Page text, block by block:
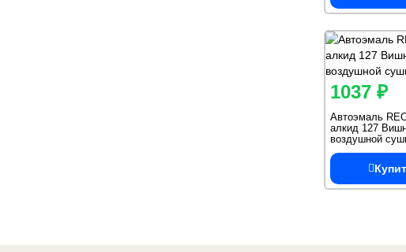
1037 ₽
Автоэмаль
алкид 127
воздушной